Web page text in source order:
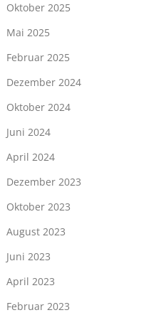
Oktober 2025
Mai 2025
Februar 2025
Dezember 2024
Oktober 2024
Juni 2024
April 2024
Dezember 2023
Oktober 2023
August 2023
Juni 2023
April 2023
Februar 2023